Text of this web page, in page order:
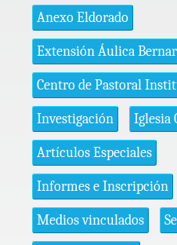
Anexo Eldorado
Extensión Áulica
Centro de Pastoral
Investigación Iglesia
Artículos Especiales
Informes e Inscripción
Medios vinculados